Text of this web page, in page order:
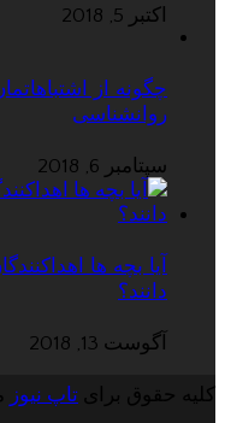
اکتبر 5, 2018
چگونه از
روانشناسی
سپتامبر 6, 2018
آیا بچه ها
دانند؟
آگوست 13, 2018
کلیه حقوق برای تاپ نیوز